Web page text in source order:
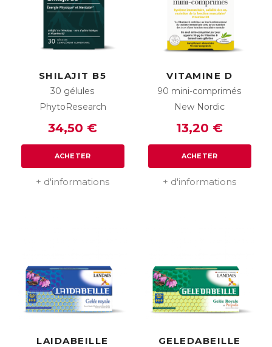
SHILAJIT B5
30 gélules
PhytoResearch
34,50 €
ACHETER
+ d'informations
VITAMINE D
90 mini-comprimés
New Nordic
13,20 €
ACHETER
+ d'informations
LAIDABEILLE GELEDABEILLE